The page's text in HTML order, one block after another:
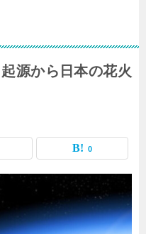
源から日本の花火
0